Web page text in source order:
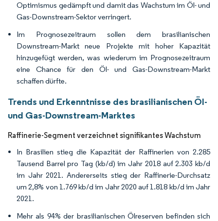
Optimismus gedämpft und damit das Wachstum im Öl- und
Gas-Downstream-Sektor verringert.
Im Prognosezeitraum sollen dem brasilianischen
Downstream-Markt neue Projekte mit hoher Kapazität
hinzugefügt werden, was wiederum im Prognosezeitraum
eine Chance für den Öl- und Gas-Downstream-Markt
schaffen dürfte.
Trends und Erkenntnisse des brasilianischen Öl-
und Gas-Downstream-Marktes
Raffinerie-Segment verzeichnet signifikantes Wachstum
In Brasilien stieg die Kapazität der Raffinerien von 2.285
Tausend Barrel pro Tag (kb/d) im Jahr 2018 auf 2.303 kb/d
im Jahr 2021. Andererseits stieg der Raffinerie-Durchsatz
um 2,8% von 1.769 kb/d im Jahr 2020 auf 1.818 kb/d im Jahr
2021.
Mehr als 94% der brasilianischen Ölreserven befinden sich